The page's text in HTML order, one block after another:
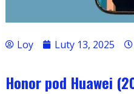
Loy Luty 13, 2025
Honor pod Huawei